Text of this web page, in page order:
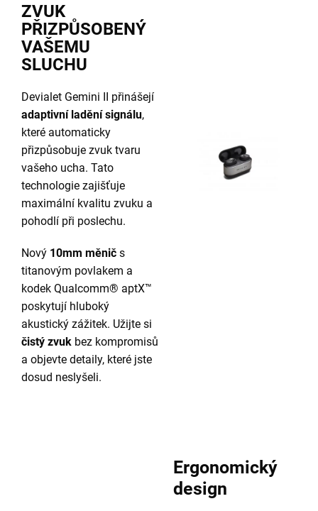
ZVUK
PŘIZPŮSOBENÝ
VAŠEMU
SLUCHU
Devialet Gemini II přinášejí
adaptivní ladění signálu,
které automaticky
přizpůsobuje zvuk tvaru
vašeho ucha. Tato
technologie zajišťuje
maximální kvalitu zvuku a
pohodlí při poslechu.
Nový 10mm měnič s
titanovým povlakem a
kodek Qualcomm® aptX™
poskytují hluboký
akustický zážitek. Užijte si
čistý zvuk bez kompromisů
a objevte detaily, které jste
dosud neslyšeli.
Ergonomický
design